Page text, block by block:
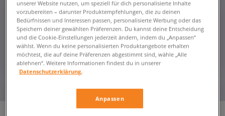
unserer Website nutzen, um speziell für dich personalisierte Inhalte
vorzubereiten – darunter Produktempfehlungen, die zu deinen
Bedürfnissen und Interessen passen, personalisierte Werbung oder das
Speichern deiner gewählten Präferenzen. Du kannst deine Entscheidung
und die Cookie-Einstellungen jederzeit ändern, indem du „Anpassen“
wählst. Wenn du keine personalisierten Produktangebote erhalten
möchtest, die auf deine Präferenzen abgestimmt sind, wähle „Alle
ablehnen“. Weitere Informationen findest du in unserer
Datenschutzerklärung.
Anpassen